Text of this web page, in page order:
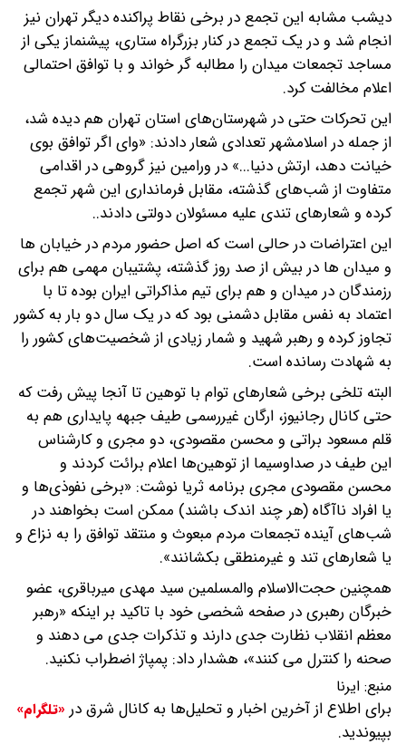
دیشب مشابه این تجمع در برخی نقاط پراکنده دیگر تهران نیز
انجام شد و در یک تجمع در کنار بزرگراه ستاری، پیشنماز یکی از
مساجد تجمعات میدان را مطالبه گر خواند و با توافق احتمالی
اعلام مخالفت کرد.
این تحرکات حتی در شهرستان‌های استان تهران هم دیده شد،
از جمله در اسلامشهر تعدادی شعار دادند: «وای اگر توافق بوی
خیانت دهد، ارتش دنیا...» در ورامین نیز گروهی در اقدامی
متفاوت از شب‌های گذشته، مقابل فرمانداری این شهر تجمع
کرده و شعارهای تندی علیه مسئولان دولتی دادند..
این اعتراضات در حالی است که اصل حضور مردم در خیابان ها
و میدان ها در بیش از صد روز گذشته، پشتیبان مهمی هم برای
رزمندگان در میدان و هم برای تیم مذاکراتی ایران بوده تا با
اعتماد به نفس مقابل دشمنی بود که در یک سال دو بار به کشور
تجاوز کرده و رهبر شهید و شمار زیادی از شخصیت‌های کشور را
به شهادت رسانده است.
البته تلخی برخی شعارهای توام با توهین تا آنجا پیش رفت که
حتی کانال رجانیوز، ارگان غیررسمی طیف جبهه پایداری هم به
قلم مسعود براتی و محسن مقصودی، دو مجری و کارشناس
این طیف در صداوسیما از توهین‌ها اعلام برائت کردند و
محسن مقصودی مجری برنامه ثریا نوشت: «برخی نفوذی‌ها و
یا افراد ناآگاه (هر چند اندک باشند) ممکن است بخواهند در
شب‌های آینده تجمعات مردم مبعوث و منتقد توافق را به نزاع و
یا شعارهای تند و غیرمنطقی بکشانند».
همچنین حجت‌الاسلام والمسلمین سید مهدی میرباقری، عضو
خبرگان رهبری در صفحه شخصی خود با تاکید بر اینکه «رهبر
معظم انقلاب نظارت جدی دارند و تذکرات جدی می دهند و
صحنه را کنترل می کنند»، هشدار داد: پمپاژ اضطراب نکنید.
منبع: ایرنا
برای اطلاع از آخرین اخبار و تحلیل‌ها به کانال شرق در «تلگرام»
بپیوندید.